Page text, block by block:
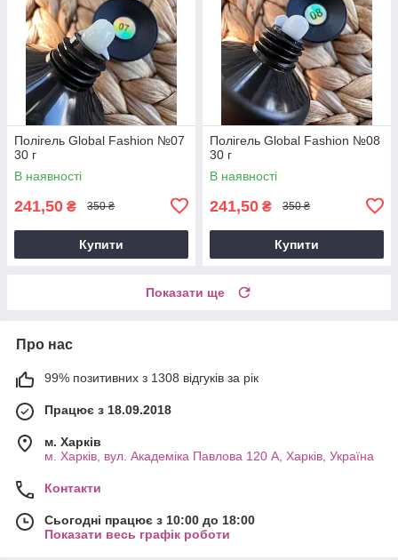
Полігель Global Fashion №07
30 г
В наявності
241,50 ₴ 350 ₴
Купити
Полігель Global Fashion №08
30 г
В наявності
241,50 ₴ 350 ₴
Купити
Показати ще
Про нас
99% позитивних з 1308 відгуків за рік
Працює з 18.09.2018
м. Харків
м. Харків, вул. Академіка Павлова 120 А, Харків, Україна
Контакти
Сьогодні працює з 10:00 до 18:00
Показати весь графік роботи